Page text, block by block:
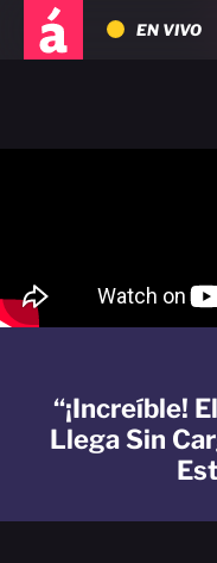
EN VIVO
“¡Increíble!
Llega Sin